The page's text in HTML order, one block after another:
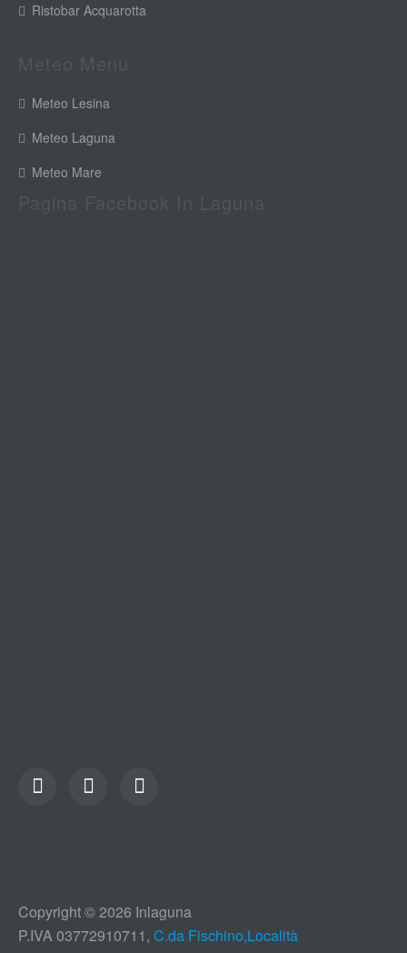
Ristobar Acquarotta
Meteo Lesina
Meteo Laguna
Meteo Mare
Copyright © 2026 Inlaguna
P.IVA 03772910711, C.da Fischino,Località